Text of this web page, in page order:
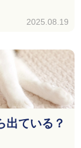
2025.08.19
出ている？